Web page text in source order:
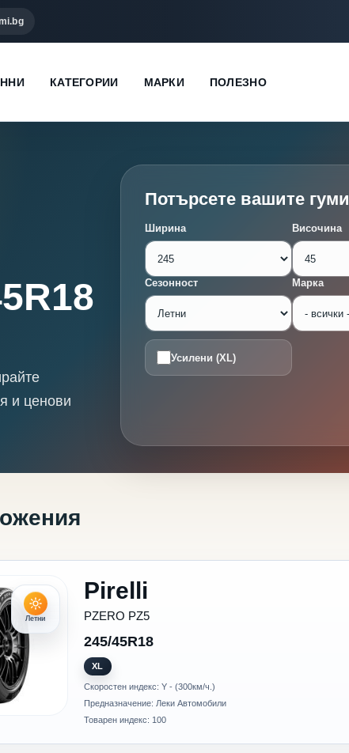
КАТЕГОРИИ МАРКИ ПОЛЕЗНО
и ценови
Потърсете вашите гуми
Ширина Височина
Сезонност Марка
Усилени (XL)
Летни
Pirelli
PZERO PZ5
245/45R18
XL
Скоростен индекс: Y - (300км/ч.)
Предназначение: Леки Автомобили
Товарен индекс: 100